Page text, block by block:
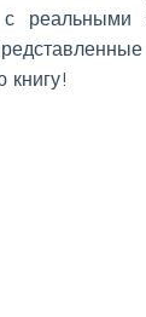
книгу!